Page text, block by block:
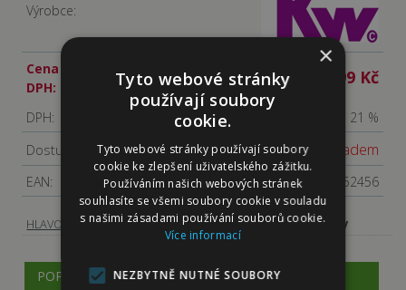
Výrobce:
Cena s
DPH:
199 Kč
DPH: 21 %
Dostupnost: Není skladem
EAN: 5705574152456
HLAVOLAMY, HRAČKY-HRAČKY PRO PSY-Plyšové hračky
POPIS
×
Tyto webové stránky
používají soubory
cookie.
Tyto webové stránky používají soubory
cookie ke zlepšení uživatelského zážitku.
Používáním našich webových stránek
souhlasíte se všemi soubory cookie v souladu
s našimi zásadami používání souborů cookie.
Více informací
NEZBYTNĚ NUTNÉ SOUBORY